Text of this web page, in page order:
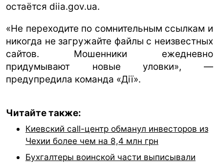
остаётся diia.gov.ua.
«Не переходите по сомнительным ссылкам и
никогда не загружайте файлы с неизвестных
сайтов. Мошенники ежедневно
придумывают новые уловки», —
предупредила команда «Дії».
Читайте также:
Киевский call-центр обманул инвесторов из
Чехии более чем на 8,4 млн грн
Бухгалтеры воинской части выписывали